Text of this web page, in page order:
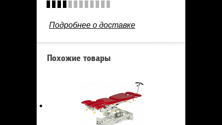
Подробнее о доставке
Похожие товары